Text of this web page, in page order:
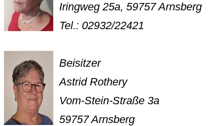
Iringweg 25a, 59757 Arnsberg
Tel.: 02932/22421
Beisitzer
Astrid Rothery
Vom-Stein-Straße 3a
59757 Arnsberg